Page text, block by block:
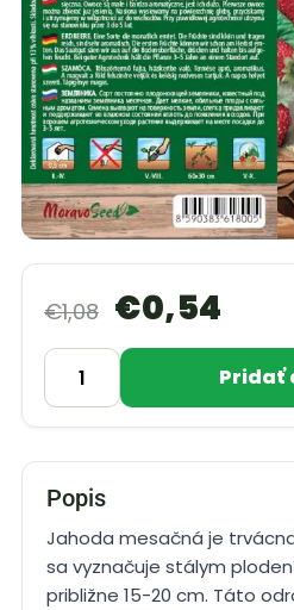
€1,08 €0,54
Pridať
Popis
Jahoda mesačná je
sa vyznačuje stálym
približne 15-20 cm. Táto